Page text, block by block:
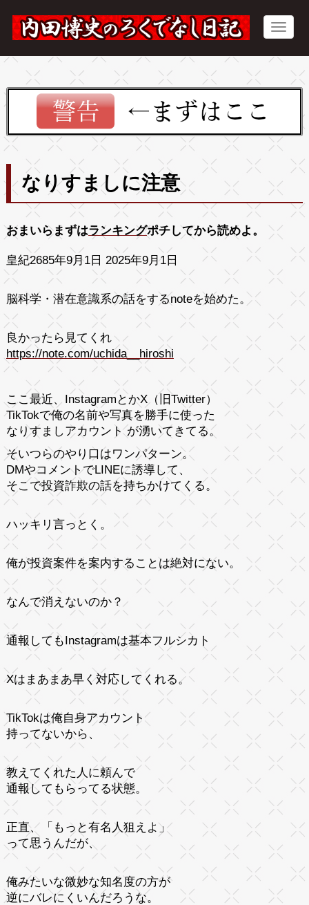
なりすましに注意
おまいらまずはランキングポチしてから読めよ。
皇紀2685年9月1日 2025年9月1日
脳科学・潜在意識系の話をするnoteを始めた。
良かったら見てくれ
https://note.com/uchida__hiroshi
ここ最近、InstagramとかX（旧Twitter）
TikTokで俺の名前や写真を勝手に使った
なりすましアカウント が湧いてきてる。
そいつらのやり口はワンパターン。
DMやコメントでLINEに誘導して、
そこで投資詐欺の話を持ちかけてくる。
ハッキリ言っとく。
俺が投資案件を案内することは絶対にない。
なんで消えないのか？
通報してもInstagramは基本フルシカト
Xはまあまあ早く対応してくれる。
TikTokは俺自身アカウント
持ってないから、
教えてくれた人に頼んで
通報してもらってる状態。
正直、「もっと有名人狙えよ」
って思うんだが、
俺みたいな微妙な知名度の方が
逆にバレにくいんだろうな。